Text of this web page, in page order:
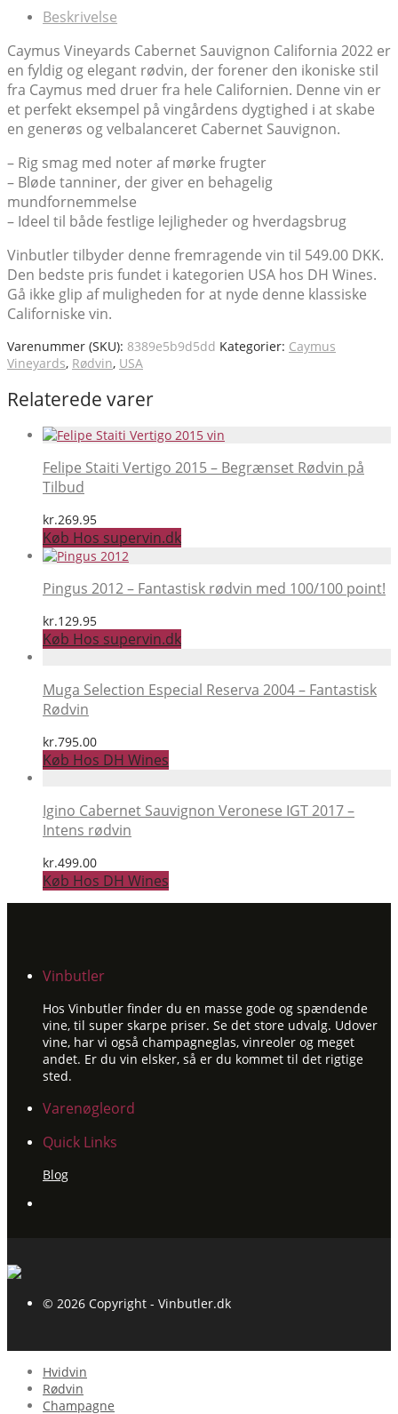
Beskrivelse
Caymus Vineyards Cabernet Sauvignon California 2022 er
en fyldig og elegant rødvin, der forener den ikoniske stil
fra Caymus med druer fra hele Californien. Denne vin er
et perfekt eksempel på vingårdens dygtighed i at skabe
en generøs og velbalanceret Cabernet Sauvignon.
– Rig smag med noter af mørke frugter
– Bløde tanniner, der giver en behagelig
mundfornemmelse
– Ideel til både festlige lejligheder og hverdagsbrug
Vinbutler tilbyder denne fremragende vin til 549.00 DKK.
Den bedste pris fundet i kategorien USA hos DH Wines.
Gå ikke glip af muligheden for at nyde denne klassiske
Californiske vin.
Varenummer (SKU): 8389e5b9d5dd Kategorier: Caymus
Vineyards, Rødvin, USA
Relaterede varer
Felipe Staiti Vertigo 2015 – Begrænset Rødvin på
Tilbud
kr.269.95
Køb Hos supervin.dk
Pingus 2012 – Fantastisk rødvin med 100/100 point!
kr.129.95
Køb Hos supervin.dk
Muga Selection Especial Reserva 2004 – Fantastisk
Rødvin
kr.795.00
Køb Hos DH Wines
Igino Cabernet Sauvignon Veronese IGT 2017 –
Intens rødvin
kr.499.00
Køb Hos DH Wines
Vinbutler
Hos Vinbutler finder du en masse gode og spændende
vine, til super skarpe priser. Se det store udvalg. Udover
vine, har vi også champagneglas, vinreoler og meget
andet. Er du vin elsker, så er du kommet til det rigtige
sted.
Varenøgleord
Quick Links
Blog
© 2026 Copyright - Vinbutler.dk
Hvidvin
Rødvin
Champagne